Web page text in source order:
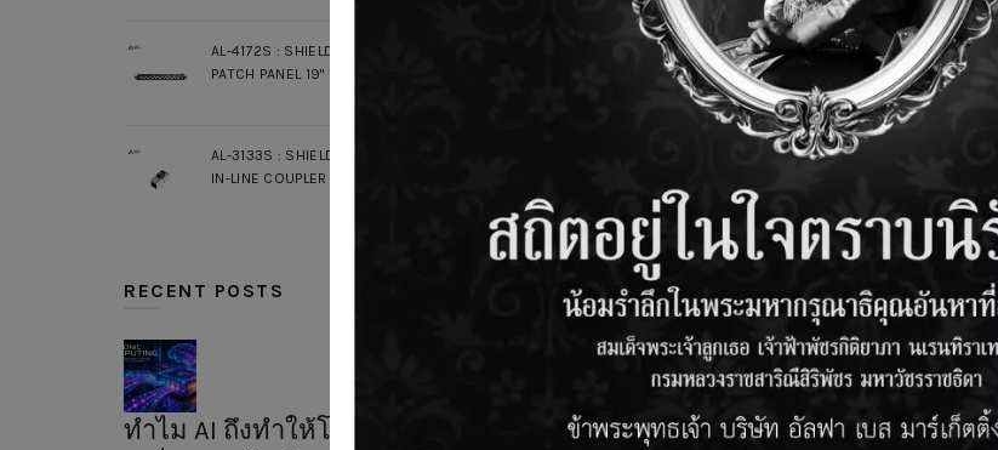
MPO/MTP TRUNK PATCH CORD
ADH24AUS1-231 : SC APC
ADAPTER
AL-4172S : SHIELDED UNLOAD
PATCH PANEL 19" 1U 24 PORT
AL-3133S : SHIELDED CAT6A RJ45
IN-LINE COUPLER SLIM
RECENT POSTS
ทำไม AI ถึงทำให้โลกต้อง